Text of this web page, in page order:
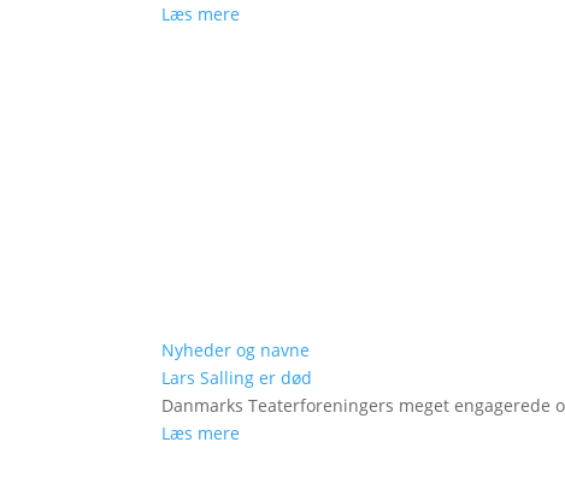
Læs mere
Nyheder og navne
Lars Salling er død
Danmarks Teaterforeningers meget
Læs mere